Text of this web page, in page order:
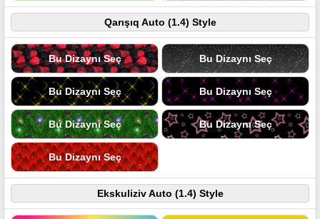
Qarışıq Auto (1.4) Style
Bu Dizaynı Seç Bu Dizaynı Seç
Bu Dizaynı Seç Bu Dizaynı Seç
Bu Dizaynı Seç Bu Dizaynı Seç
Bu Dizaynı Seç
Ekskuliziv Auto (1.4) Style